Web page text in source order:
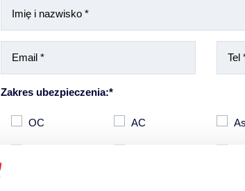
Zakres ubezpieczenia:*
OC AC